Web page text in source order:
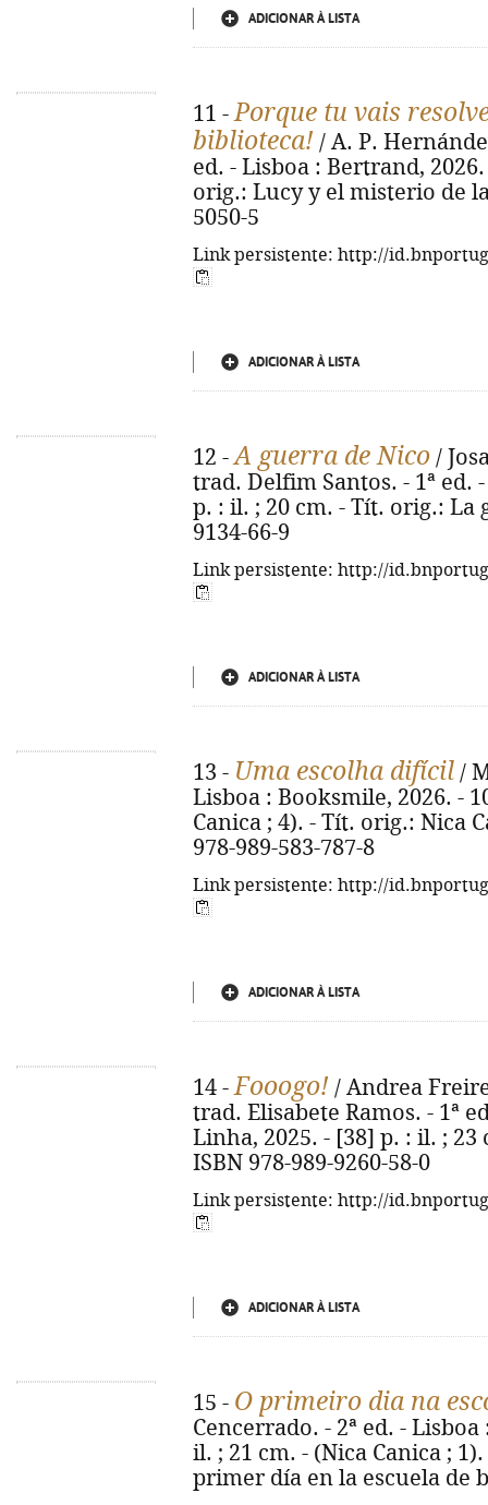
ADICIONAR À LISTA
11 -Porque tu vais
biblioteca! / A. P.
ed. - Lisboa : Bertrand,
orig.: Lucy y el misterio de
5050-5
Link persistente: http://
ADICIONAR À LISTA
12 -A guerra de Nico /
trad. Delfim Santos. - 1ª ed.
p. : il. ; 20 cm. - Tít. orig.: La
9134-66-9
Link persistente: http://
ADICIONAR À LISTA
13 - Uma escolha difícil /
Lisboa : Booksmile, 2026. -
Canica ; 4). - Tít. orig.: Nica
978-989-583-787-8
Link persistente: http://
ADICIONAR À LISTA
14 -Fooogo! / Andrea
trad. Elisabete Ramos. - 1ª
Linha, 2025. - [38] p. : il. ;
ISBN 978-989-9260-58-0
Link persistente: http://
ADICIONAR À LISTA
15 - O primeiro dia na
Cencerrado. - 2ª ed. -
il. ; 21 cm. - (Nica Canica ;
primer día en la escuela de